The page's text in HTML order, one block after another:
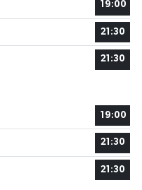
19:00
21:30
21:30
19:00
21:30
21:30